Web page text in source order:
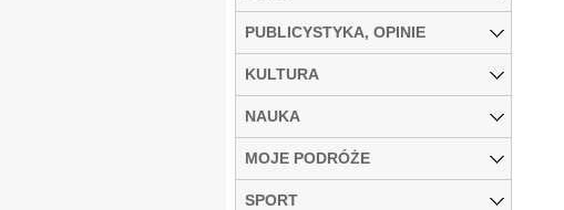
PUBLICYSTYKA, OPINIE
KULTURA
NAUKA
MOJE PODRÓŻE
SPORT